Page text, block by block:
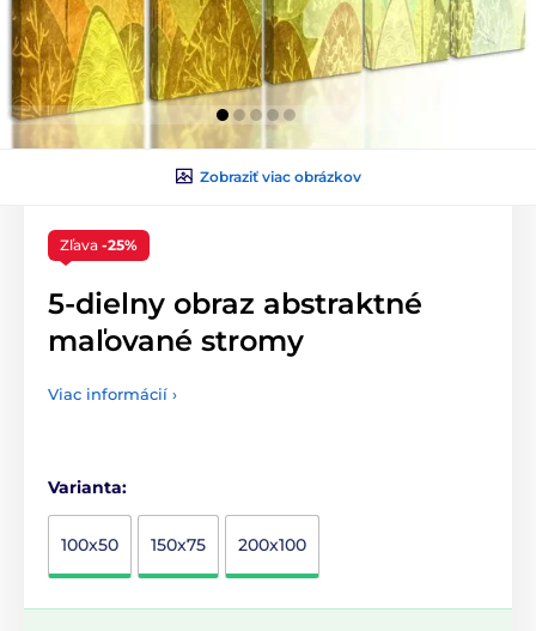
Zobraziť viac obrázkov
Zľava -25%
5-dielny obraz abstraktné
maľované stromy
Viac informácií ›
Varianta:
100x50 150x75 200x100